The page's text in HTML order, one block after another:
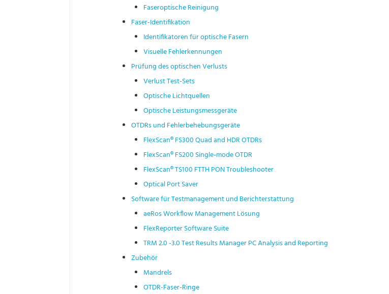
Faseroptische Reinigung
Faser-Identifikation
Identifikatoren für optische Fasern
Visuelle Fehlerkennungen
Prüfung des optischen Verlusts
Verlust Test-Sets
Optische Lichtquellen
Optische Leistungsmessgeräte
OTDRs und Fehlerbehebungsgeräte
FlexScan® FS300 Quad and HDR OTDRs
FlexScan® FS200 Single-mode OTDR
FlexScan® TS100 FTTH PON Troubleshooter
Optical Port Saver
Software für Testmanagement und Berichterstattung
aeRos Workflow Management Lösung
FlexReporter Software Suite
TRM 2.0 -3.0 Test Results Manager PC Analysis and Reporting
Zubehör
Mandrels
OTDR-Faser-Ringe